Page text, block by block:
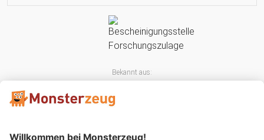
Bekannt aus: